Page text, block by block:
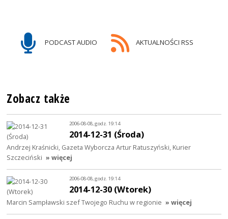
PODCAST AUDIO AKTUALNOŚCI RSS
Zobacz także
2006-08-08, godz. 19:14
2014-12-31 (Środa)
Andrzej Kraśnicki, Gazeta Wyborcza Artur Ratuszyński, Kurier
Szczeciński » więcej
2006-08-08, godz. 19:14
2014-12-30 (Wtorek)
Marcin Sampławski szef Twojego Ruchu w regionie » więcej